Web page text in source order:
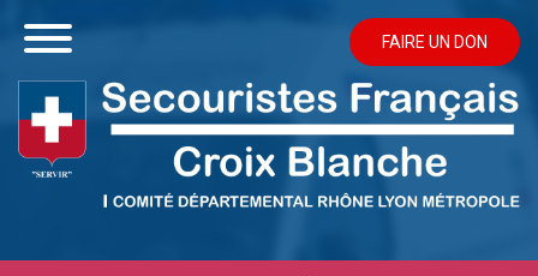
FAIRE UN DON